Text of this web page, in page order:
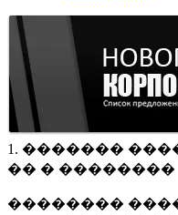
1. �������
�� � ��������
��������